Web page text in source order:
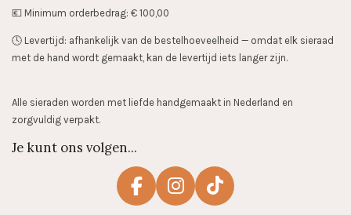
💶 Minimum orderbedrag: € 100,00
🕓 Levertijd: afhankelijk van de bestelhoeveelheid — omdat elk sieraad
met de hand wordt gemaakt, kan de levertijd iets langer zijn.
Alle sieraden worden met liefde handgemaakt in Nederland en
zorgvuldig verpakt.
Je kunt ons volgen...
F
I
T